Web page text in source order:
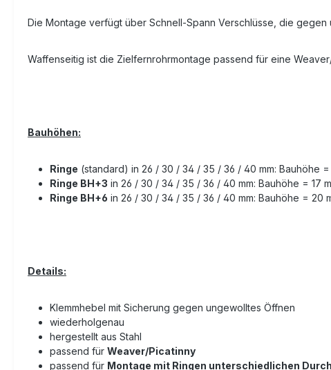
Die Montage verfügt über Schnell-Spann Verschlüsse, die
Waffenseitig ist die Zielfernrohrmontage passend für eine
Bauhöhen:
Ringe (standard) in 26 / 30 / 34 / 35 / 36 / 40 mm: Bauhöhe =
Ringe BH+3 in 26 / 30 / 34 / 35 / 36 / 40 mm: Bauhöhe = 17
Ringe BH+6 in 26 / 30 / 34 / 35 / 36 / 40 mm: Bauhöhe = 20
Details:
Klemmhebel mit Sicherung gegen ungewolltes Öffnen
wiederholgenau
hergestellt aus Stahl
passend für Weaver/Picatinny
passend für Montage mit Ringen unterschiedlichen